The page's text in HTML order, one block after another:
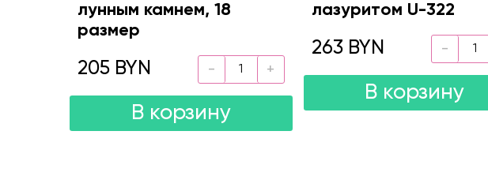
лунным камнем, 18
размер
205 BYN
В корзину
лазуритом U-322
263 BYN
В корзину